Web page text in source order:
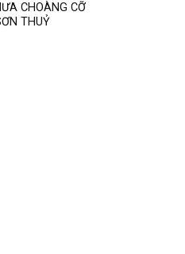
CHOÀNG CỠ
THUỶ